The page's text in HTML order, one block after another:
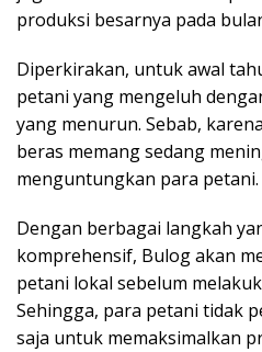
produksi besarnya pada
Diperkirakan, untuk awal
petani yang mengeluh
yang menurun. Sebab,
beras memang sedang
menguntungkan para petani.
Dengan berbagai langkah
komprehensif, Bulog akan
petani lokal sebelum
Sehingga, para petani tidak
saja untuk memaksimalkan